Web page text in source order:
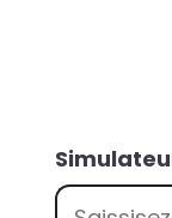
t
a